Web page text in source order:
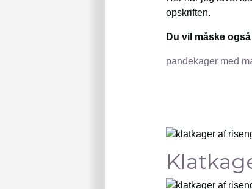
opskriften.
Du vil måske
pandekager med